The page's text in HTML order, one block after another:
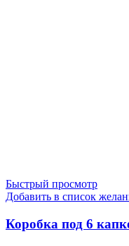
Быстрый просмотр
Добавить в список
Коробка под 6